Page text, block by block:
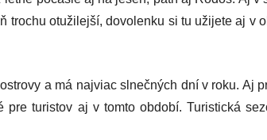
trochu otužilejší, dovolenku si tu užijete aj v
a má najviac slnečných dní v roku. Aj
pre turistov aj v tomto období. Turistická